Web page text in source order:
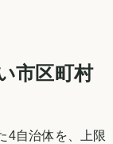
市区町村
4自治体を、上限